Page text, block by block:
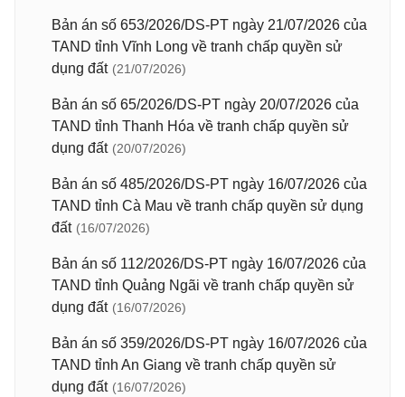
Bản án số 653/2026/DS-PT ngày 21/07/2026 của
TAND tỉnh Vĩnh Long về tranh chấp quyền sử
dụng đất (21/07/2026)
Bản án số 65/2026/DS-PT ngày 20/07/2026 của
TAND tỉnh Thanh Hóa về tranh chấp quyền sử
dụng đất (20/07/2026)
Bản án số 485/2026/DS-PT ngày 16/07/2026 của
TAND tỉnh Cà Mau về tranh chấp quyền sử dụng
đất (16/07/2026)
Bản án số 112/2026/DS-PT ngày 16/07/2026 của
TAND tỉnh Quảng Ngãi về tranh chấp quyền sử
dụng đất (16/07/2026)
Bản án số 359/2026/DS-PT ngày 16/07/2026 của
TAND tỉnh An Giang về tranh chấp quyền sử
dụng đất (16/07/2026)